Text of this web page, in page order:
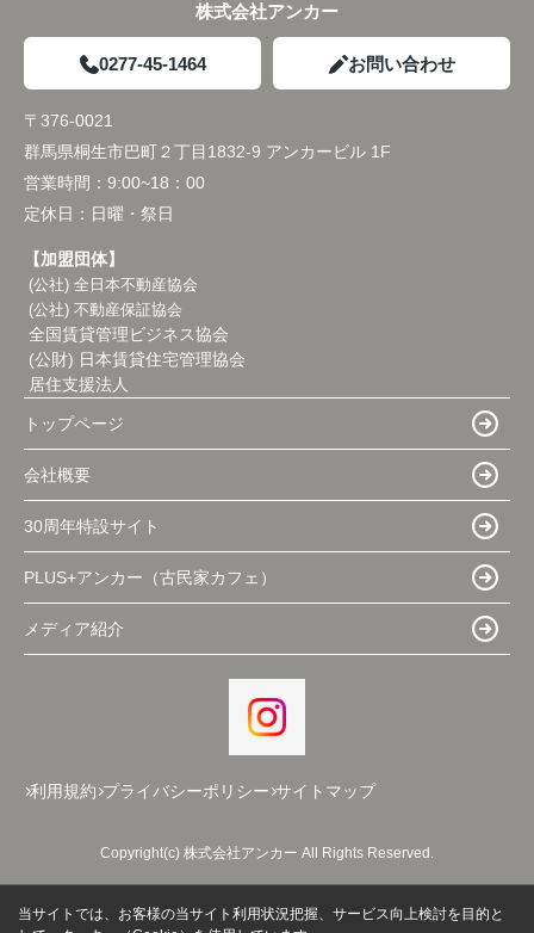
株式会社アンカー
0277-45-1464 お問い合わせ
〒376-0021
群馬県桐生市巴町２丁目1832-9 アンカービル 1F
営業時間： 9:00~18：00
定休日： 日曜・祭日
【加盟団体】
(公社) 全日本不動産協会
(公社) 不動産保証協会
全国賃貸管理ビジネス協会
(公財) 日本賃貸住宅管理協会
居住支援法人
トップページ
会社概要
30周年特設サイト
PLUS+アンカー（古民家カフェ）
メディア紹介
利用規約 プライバシーポリシー サイトマップ
Copyright(c) 株式会社アンカー All Rights Reserved.
当サイトでは、お客様の当サイト利用状況把握、サービス向上検討を目的と